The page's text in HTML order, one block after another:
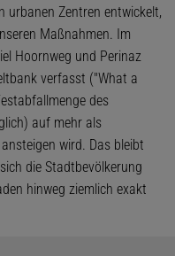
urbanen Zentren entwickelt,
Maßnahmen. Im
Hoornweg und Perinaz
verfasst ("What a
des
auf mehr als
wird. Das bleibt
die Stadtbevölkerung
hinweg ziemlich exakt